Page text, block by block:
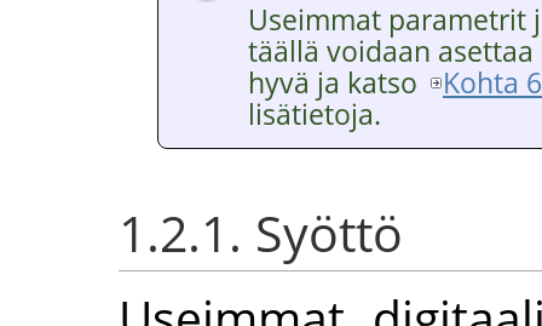
Useimmat parametrit
täällä voidaan asettaa
hyvä ja katso
Kohta
lisätietoja.
1.2.1. Syöttö